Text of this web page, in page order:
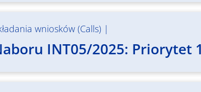
wniosków (Calls) |
INT05/2025: Priorytet